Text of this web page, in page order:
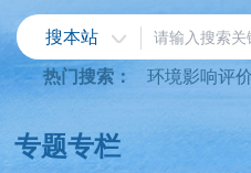
搜本站
热门搜索： 环境影响评价
专题专栏